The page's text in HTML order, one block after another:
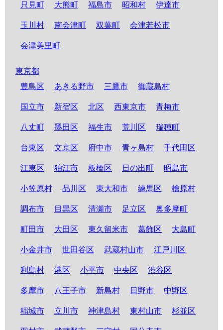
只見町 大熊町 福島市 昭和村 伊達市
玉川村 南会津町 双葉町 会津若松市
会津美里町
東京都
豊島区
あきる野市 三鷹市 御蔵島村
国立市 新宿区 北区 西東京市 青梅市
八丈町 墨田区 福生市 荒川区 瑞穂町
台東区 文京区 府中市 青ヶ島村 千代田区
江東区 狛江市 板橋区 日の出町 昭島市
小笠原村 品川区 東大和市 練馬区 檜原村
調布市 目黒区 清瀬市 足立区 奥多摩町
町田市 大田区 東久留米市 葛飾区 大島町
小金井市 世田谷区 武蔵村山市 江戸川区
利島村 港区 小平市 中央区 渋谷区
多摩市 八王子市 新島村 日野市 中野区
稲城市 立川市 神津島村 東村山市 杉並区